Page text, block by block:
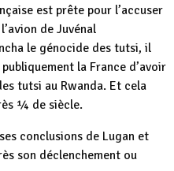
est prête pour l’accuser
de Juvénal
le génocide des tutsi, il
la France d’avoir
tutsi au Rwanda. Et cela
¼ de siècle.
conclusions de Lugan et
son déclenchement ou